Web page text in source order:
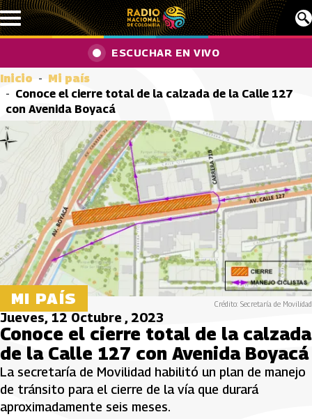
Pasar al contenido principal
ESCUCHAR EN VIVO
Inicio
Mi país
Conoce el cierre total de la calzada de la Calle 127
con Avenida Boyacá
MI PAÍS Crédito: Secretaría de Movilidad
Jueves, 12 Octubre , 2023
Conoce el cierre total de la calzada
de la Calle 127 con Avenida Boyacá
La secretaría de Movilidad habilitó un plan de manejo
de tránsito para el cierre de la vía que durará
aproximadamente seis meses.